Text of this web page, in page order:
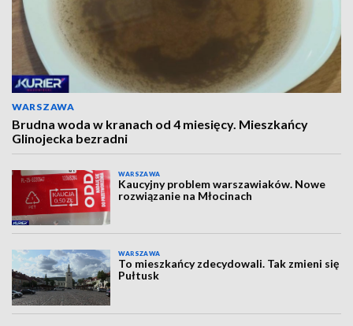
WARSZAWA
Brudna woda w kranach od 4 miesięcy. Mieszkańcy
Glinojecka bezradni
WARSZAWA
Kaucyjny problem warszawiaków. Nowe
rozwiązanie na Młocinach
WARSZAWA
To mieszkańcy zdecydowali. Tak zmieni się
Pułtusk